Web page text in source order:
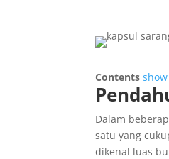
Contents show
Dalam
satu yang
dikenal luas